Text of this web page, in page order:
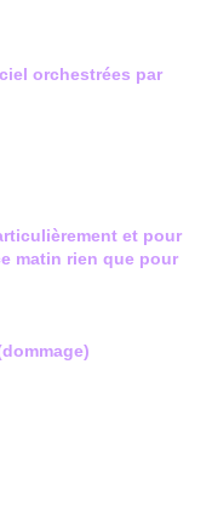
orchestrées par
et pour
matin rien que pour